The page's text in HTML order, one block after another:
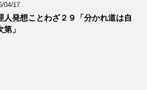
04/17
人発想ことわざ２９「分かれ道は自
第」